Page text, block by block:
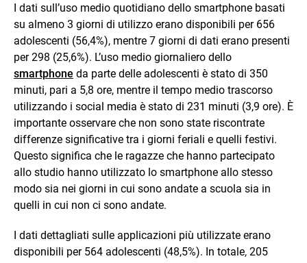
I dati sull’uso medio quotidiano dello smartphone basati
su almeno 3 giorni di utilizzo erano disponibili per 656
adolescenti (56,4%), mentre 7 giorni di dati erano presenti
per 298 (25,6%). L’uso medio giornaliero dello
smartphone da parte delle adolescenti è stato di 350
minuti, pari a 5,8 ore, mentre il tempo medio trascorso
utilizzando i social media è stato di 231 minuti (3,9 ore). È
importante osservare che non sono state riscontrate
differenze significative tra i giorni feriali e quelli festivi.
Questo significa che le ragazze che hanno partecipato
allo studio hanno utilizzato lo smartphone allo stesso
modo sia nei giorni in cui sono andate a scuola sia in
quelli in cui non ci sono andate.
I dati dettagliati sulle applicazioni più utilizzate erano
disponibili per 564 adolescenti (48,5%). In totale, 205